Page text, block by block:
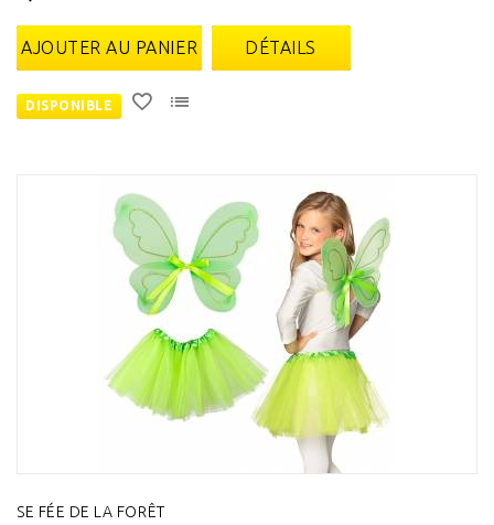
AJOUTER AU PANIER DÉTAILS
DISPONIBLE
SE FÉE DE LA FORÊT